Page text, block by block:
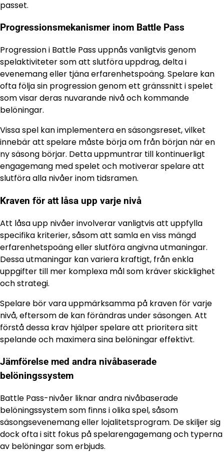
passet.
Progressionsmekanismer inom Battle Pass
Progression i Battle Pass uppnås vanligtvis genom
spelaktiviteter som att slutföra uppdrag, delta i
evenemang eller tjäna erfarenhetspoäng. Spelare kan
ofta följa sin progression genom ett gränssnitt i spelet
som visar deras nuvarande nivå och kommande
belöningar.
Vissa spel kan implementera en säsongsreset, vilket
innebär att spelare måste börja om från början när en
ny säsong börjar. Detta uppmuntrar till kontinuerligt
engagemang med spelet och motiverar spelare att
slutföra alla nivåer inom tidsramen.
Kraven för att låsa upp varje nivå
Att låsa upp nivåer involverar vanligtvis att uppfylla
specifika kriterier, såsom att samla en viss mängd
erfarenhetspoäng eller slutföra angivna utmaningar.
Dessa utmaningar kan variera kraftigt, från enkla
uppgifter till mer komplexa mål som kräver skicklighet
och strategi.
Spelare bör vara uppmärksamma på kraven för varje
nivå, eftersom de kan förändras under säsongen. Att
förstå dessa krav hjälper spelare att prioritera sitt
spelande och maximera sina belöningar effektivt.
Jämförelse med andra nivåbaserade
belöningssystem
Battle Pass-nivåer liknar andra nivåbaserade
belöningssystem som finns i olika spel, såsom
säsongsevenemang eller lojalitetsprogram. De skiljer sig
dock ofta i sitt fokus på spelarengagemang och typerna
av belöningar som erbjuds.